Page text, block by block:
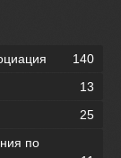
140
13
25
по